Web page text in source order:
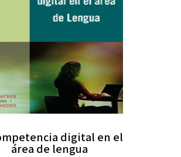
digital en el
área de lengua